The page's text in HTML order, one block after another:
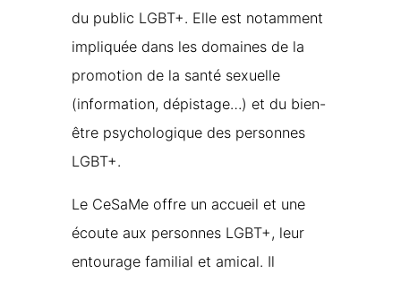
du public LGBT+. Elle est notamment
impliquée dans les domaines de la
promotion de la santé sexuelle
(information, dépistage…) et du bien-
être psychologique des personnes
LGBT+.
Le CeSaMe offre un accueil et une
écoute aux personnes LGBT+, leur
entourage familial et amical. Il